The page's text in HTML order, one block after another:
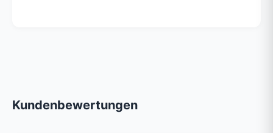
Kundenbewertungen